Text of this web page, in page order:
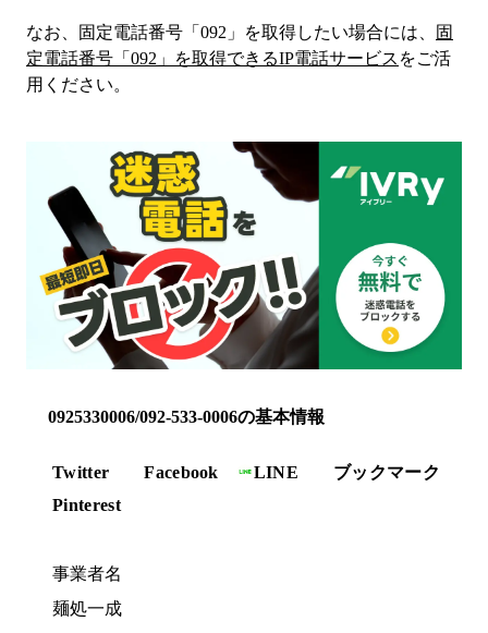
なお、固定電話番号「 092 」を取得したい場合には、
固
定電話番号「 092 」を取得できるIP電話サービス をご活
用ください。
0925330006/092-533-0006の基本情報
Twitter Facebook LINE
ブックマーク
Pinterest
事業者名
麺処一成